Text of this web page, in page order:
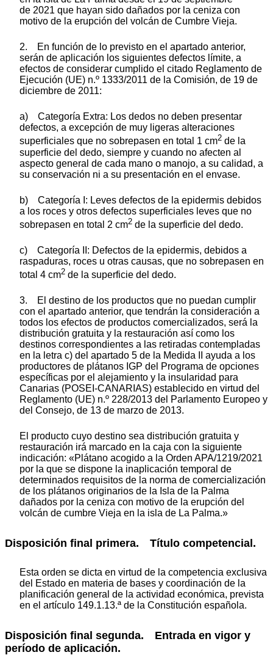
de 2021 que hayan sido dañados por la ceniza con
motivo de la erupción del volcán de Cumbre Vieja.
2. En función de lo previsto en el apartado anterior,
serán de aplicación los siguientes defectos límite, a
efectos de considerar cumplido el citado Reglamento de
Ejecución (UE) n.º 1333/2011 de la Comisión, de 19 de
diciembre de 2011:
a) Categoría Extra: Los dedos no deben presentar
defectos, a excepción de muy ligeras alteraciones
superficiales que no sobrepasen en total 1 cm2 de la
superficie del dedo, siempre y cuando no afecten al
aspecto general de cada mano o manojo, a su calidad, a
su conservación ni a su presentación en el envase.
b) Categoría I: Leves defectos de la epidermis debidos
a los roces y otros defectos superficiales leves que no
sobrepasen en total 2 cm2 de la superficie del dedo.
c) Categoría II: Defectos de la epidermis, debidos a
raspaduras, roces u otras causas, que no sobrepasen en
total 4 cm2 de la superficie del dedo.
3. El destino de los productos que no puedan cumplir
con el apartado anterior, que tendrán la consideración a
todos los efectos de productos comercializados, será la
distribución gratuita y la restauración así como los
destinos correspondientes a las retiradas contempladas
en la letra c) del apartado 5 de la Medida II ayuda a los
productores de plátanos IGP del Programa de opciones
específicas por el alejamiento y la insularidad para
Canarias (POSEI-CANARIAS) establecido en virtud del
Reglamento (UE) n.º 228/2013 del Parlamento Europeo y
del Consejo, de 13 de marzo de 2013.
El producto cuyo destino sea distribución gratuita y
restauración irá marcado en la caja con la siguiente
indicación: «Plátano acogido a la Orden APA/1219/2021
por la que se dispone la inaplicación temporal de
determinados requisitos de la norma de comercialización
de los plátanos originarios de la Isla de la Palma
dañados por la ceniza con motivo de la erupción del
volcán de cumbre Vieja en la isla de La Palma.»
Disposición final primera. Título competencial.
Esta orden se dicta en virtud de la competencia exclusiva
del Estado en materia de bases y coordinación de la
planificación general de la actividad económica, prevista
en el artículo 149.1.13.ª de la Constitución española.
Disposición final segunda. Entrada en vigor y
período de aplicación.